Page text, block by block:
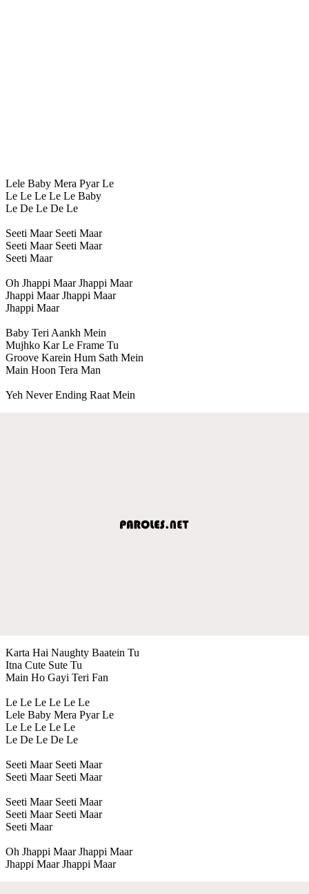
Lele Baby Mera Pyar Le
Le Le Le Le Le Baby
Le De Le De Le
Seeti Maar Seeti Maar
Seeti Maar Seeti Maar
Seeti Maar
Oh Jhappi Maar Jhappi Maar
Jhappi Maar Jhappi Maar
Jhappi Maar
Baby Teri Aankh Mein
Mujhko Kar Le Frame Tu
Groove Karein Hum Sath Mein
Main Hoon Tera Man
Yeh Never Ending Raat Mein
Karta Hai Naughty Baatein Tu
Itna Cute Sute Tu
Main Ho Gayi Teri Fan
Le Le Le Le Le Le
Lele Baby Mera Pyar Le
Le Le Le Le Le
Le De Le De Le
Seeti Maar Seeti Maar
Seeti Maar Seeti Maar
Seeti Maar Seeti Maar
Seeti Maar Seeti Maar
Seeti Maar
Oh Jhappi Maar Jhappi Maar
Jhappi Maar Jhappi Maar